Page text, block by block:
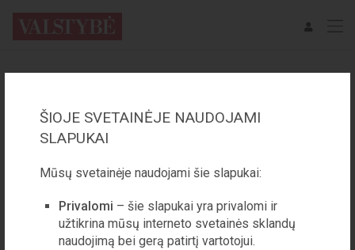
ŠIOJE SVETAINĖJE NAUDOJAMI
SLAPUKAI
Mūsų svetainėje naudojami šie slapukai:
Privalomi – šie slapukai yra privalomi ir
užtikrina mūsų interneto svetainės sklandų
naudojimą bei gerą patirtį vartotojui.